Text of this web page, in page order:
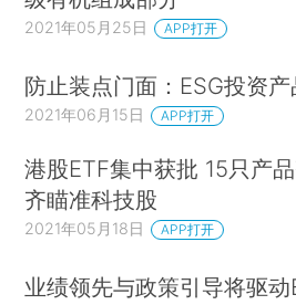
2021年05月25日 APP打开
防止装点门面：ESG投资
2021年06月15日 APP打开
港股ETF集中获批 15只产
齐瞄准科技股
2021年05月18日 APP打开
业绩领先与政策引导将驱